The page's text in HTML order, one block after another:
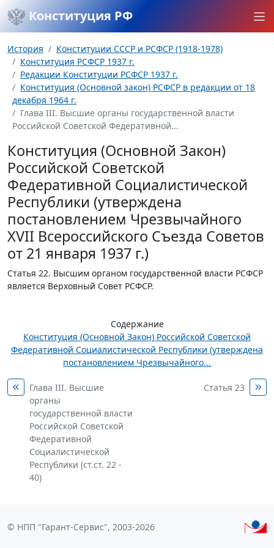
Конституция РФ
История
Конституции СССР и РСФСР (1918-1978)
Конституция РСФСР 1937 г.
Редакции Конституции РСФСР 1937 г.
Конституция (Основной закон) РСФСР в редакции от 18
декабря 1964 г.
Глава III. Высшие органы государственной власти
Российской Советской Федеративной...
Конституция (Основной Закон)
Российской Советской
Федеративной Социалистической
Республики (утверждена
постановлением Чрезвычайного
XVII Всероссийского Съезда Советов
от 21 января 1937 г.)
Статья 22. Высшим органом государственной власти РСФСР
является Верховный Совет РСФСР.
Содержание
Конституция (Основной Закон) Российской Советской
Федеративной Социалистической Республики (утверждена
постановлением Чрезвычайного...
Глава III. Высшие
органы
государственной власти
Российской Советской
Федеративной
Социалистической
Республики (ст.ст. 22 -
40)
Статья 23
© НПП "Гарант-Сервис", 2003-2026